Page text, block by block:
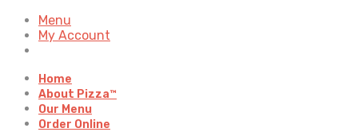
Menu
My Account
Home
About Pizza™
Our Menu
Order Online